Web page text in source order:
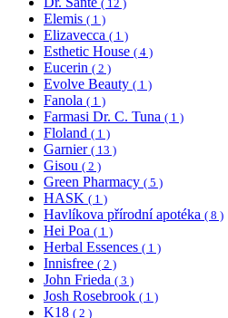
( 12 )
Elemis ( 1 )
Elizavecca ( 1 )
Esthetic House ( 4 )
Eucerin ( 2 )
Evolve Beauty ( 1 )
Fanola ( 1 )
Farmasi Dr. C. Tuna ( 1 )
Floland ( 1 )
Garnier ( 13 )
Gisou ( 2 )
Green Pharmacy ( 5 )
HASK ( 1 )
Havlíkova přírodní apotéka ( 8 )
Hei Poa ( 1 )
Herbal Essences ( 1 )
Innisfree ( 2 )
John Frieda ( 3 )
Josh Rosebrook ( 1 )
K18 ( 2 )